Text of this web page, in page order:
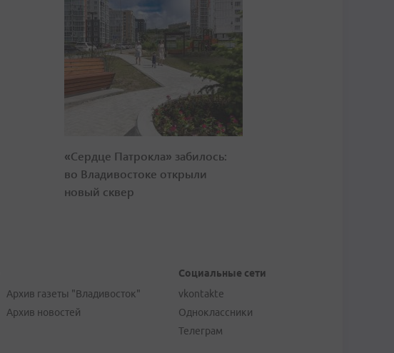
«Сердце Патрокла» забилось:
во Владивостоке открыли
новый сквер
Архив газеты "Владивосток"
Архив новостей
Социальные сети
vkontakte
Одноклассники
Телеграм